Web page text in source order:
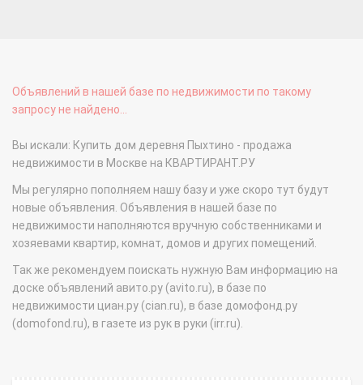
Объявлений в нашей базе по недвижимости по такому
запросу не найдено...
Вы искали: Купить дом деревня Пыхтино - продажа
недвижимости в Москве на КВАРТИРАНТ.РУ
Мы регулярно пополняем нашу базу и уже скоро тут будут
новые объявления. Объявления в нашей базе по
недвижимости наполняются вручную собственниками и
хозяевами квартир, комнат, домов и других помещений.
Так же рекомендуем поискать нужную Вам информацию на
доске объявлений авито.ру (avito.ru), в базе по
недвижимости циан.ру (cian.ru), в базе домофонд.ру
(domofond.ru), в газете из рук в руки (irr.ru).